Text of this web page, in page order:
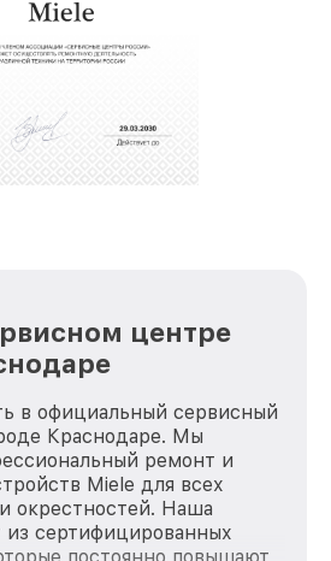
центре
в официальный сервисный
Краснодаре. Мы
ремонт и
Miele для всех
окрестностей. Наша
из сертифицированных